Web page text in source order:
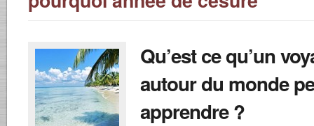
Qu’est ce qu’un
autour du monde
apprendre ?